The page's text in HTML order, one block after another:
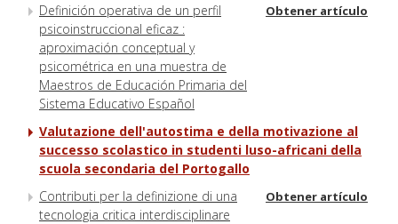
Definición operativa de un perfil
psicoinstruccional eficaz :
aproximación conceptual y
psicométrica en una muestra de
Maestros de Educación Primaria del
Sistema Educativo Español
Obtener artículo
Valutazione dell'autostima e della motivazione al
successo scolastico in studenti luso-africani della
scuola secondaria del Portogallo
Contributi per la definizione di una
tecnologia critica interdisciplinare
Obtener artículo